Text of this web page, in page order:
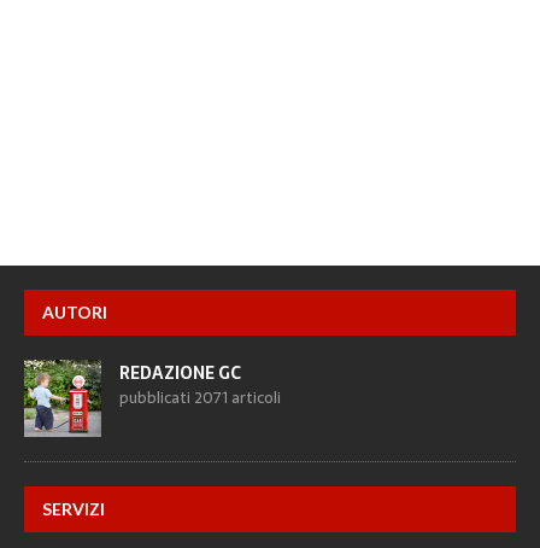
AUTORI
REDAZIONE GC
pubblicati 2071 articoli
SERVIZI